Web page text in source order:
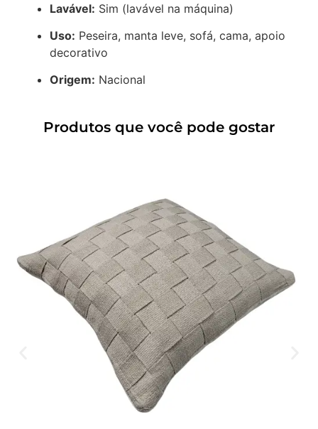
Lavável: Sim (lavável na máquina)
Uso: Peseira, manta leve, sofá, cama, apoio
decorativo
Origem: Nacional
Produtos que você pode gostar